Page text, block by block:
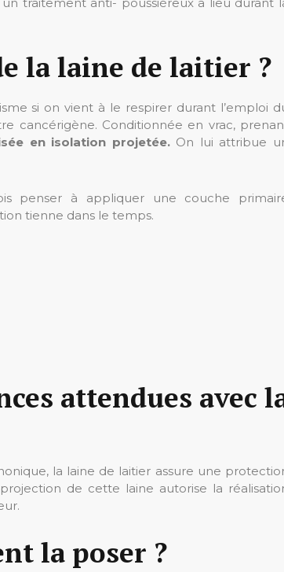
la laine de laitier ?
si on vient à le respirer durant l’emploi
cancérigène. Conditionnée en vrac,
en isolation projetée.On lui attribue
penser à appliquer une couche
tienne dans le temps.
attendues avec
la laine de laitier assure une
de cette laine autorise la
la poser ?